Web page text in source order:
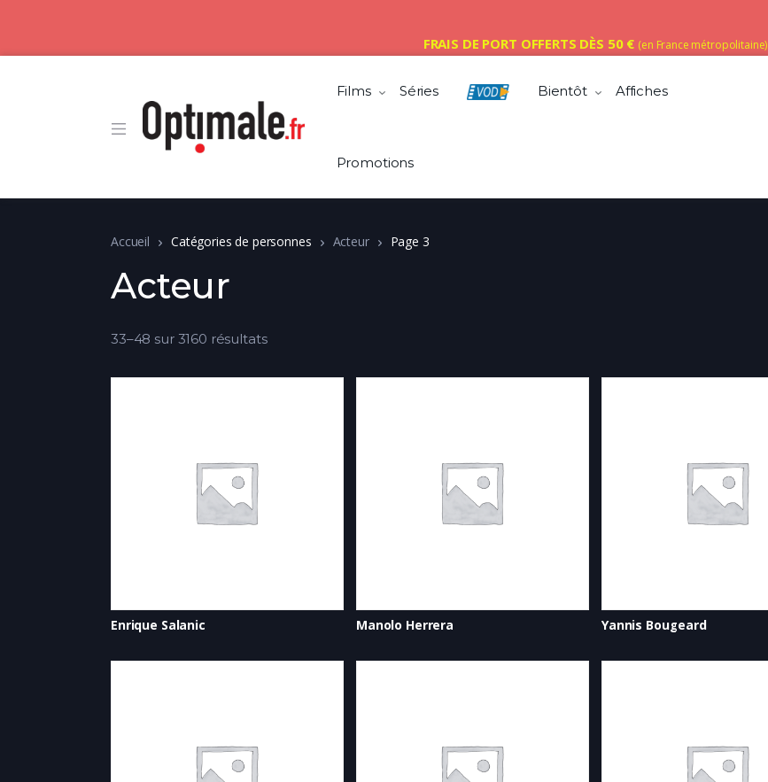
FRAIS DE PORT OFFERTS DÈS 50 € (en France métropolitaine)
Films Séries Bientôt Affiches
Promotions
Accueil Catégories de personnes Acteur Page 3
Acteur
33–48 sur 3160 résultats
Enrique Salanic Manolo Herrera Yannis Bougeard